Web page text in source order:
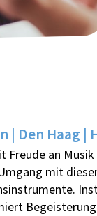
| Den Haag |
Freude an
mit